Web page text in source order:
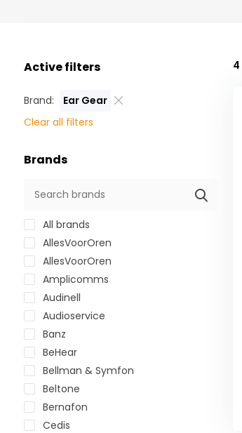
Active filters
Brand:
Ear Gear
Clear all filters
Brands
All brands
AllesVoorOren
AllesVoorOren
Amplicomms
Audinell
Audioservice
Banz
BeHear
Bellman & Symfon
Beltone
Bernafon
Cedis
4